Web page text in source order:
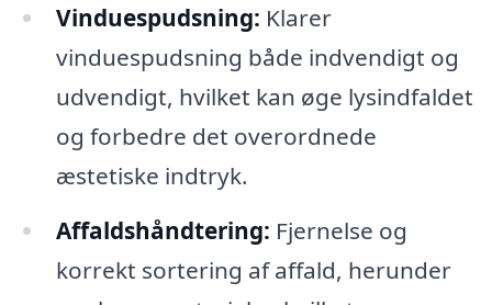
Vinduespudsning: Klarer
vinduespudsning både indvendigt og
udvendigt, hvilket kan øge lysindfaldet
og forbedre det overordnede
æstetiske indtryk.
Affaldshåndtering: Fjernelse og
korrekt sortering af affald, herunder